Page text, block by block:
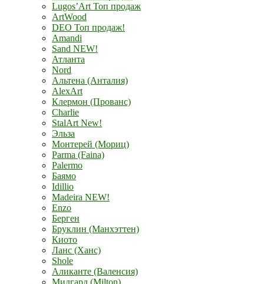
Lugos’Art Топ продаж
ArtWood
DEO Топ продаж!
Amandi
Sand NEW!
Атланта
Nord
Альтена (Анталия)
AlexArt
Клермон (Прованс)
Charlie
StalArt New!
Эльза
Монтерей (Мориц)
Parma (Faina)
Palermo
Баямо
Idillio
Madeira NEW!
Enzo
Берген
Бруклин (Манхэттен)
Киото
Ланс (Ханс)
Shole
Аликанте (Валенсия)
Мидгард (Milton)